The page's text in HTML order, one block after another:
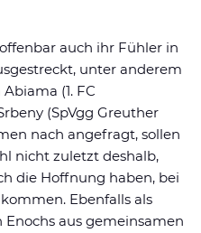
auch ihr Fühler in
unter anderem
(1. FC
(SpVgg Greuther
nach angefragt, sollen
nicht zuletzt deshalb,
die Hoffnung haben, bei
Ebenfalls als
aus gemeinsamen